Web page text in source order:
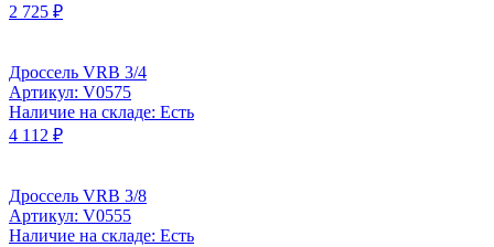
2 725 ₽
Дроссель VRB 3/4
Артикул: V0575
Наличие на складе: Есть
4 112 ₽
Дроссель VRB 3/8
Артикул: V0555
Наличие на складе: Есть